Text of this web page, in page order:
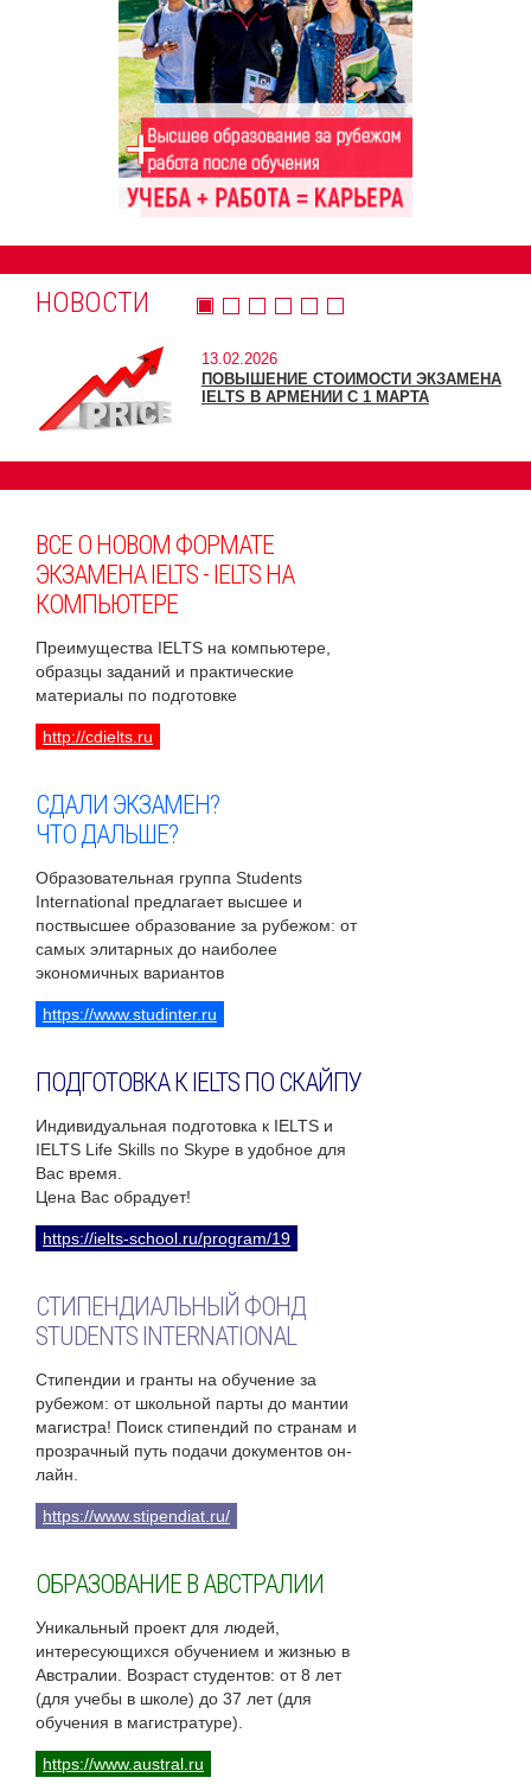
НОВОСТИ
13.02.2026
ПОВЫШЕНИЕ СТОИМОСТИ ЭКЗАМЕНА
IELTS В АРМЕНИИ С 1 МАРТА
ВСЕ О НОВОМ ФОРМАТЕ
ЭКЗАМЕНА IELTS - IELTS НА
КОМПЬЮТЕРЕ
Преимущества IELTS на компьютере,
образцы заданий и практические
материалы по подготовке
http://cdielts.ru
СДАЛИ ЭКЗАМЕН?
ЧТО ДАЛЬШЕ?
Образовательная группа Students
International предлагает высшее и
поствысшее образование за рубежом: от
самых элитарных до наиболее
экономичных вариантов
https://www.studinter.ru
ПОДГОТОВКА К IELTS ПО СКАЙПУ
Индивидуальная подготовка к IELTS и
IELTS Life Skills по Skype в удобное для
Вас время.
Цена Вас обрадует!
https://ielts-school.ru/program/19
СТИПЕНДИАЛЬНЫЙ ФОНД
STUDENTS INTERNATIONAL
Стипендии и гранты на обучение за
рубежом: от школьной парты до мантии
магистра! Поиск стипендий по странам и
прозрачный путь подачи документов он-
лайн.
https://www.stipendiat.ru/
ОБРАЗОВАНИЕ В АВСТРАЛИИ
Уникальный проект для людей,
интересующихся обучением и жизнью в
Австралии. Возраст студентов: от 8 лет
(для учебы в школе) до 37 лет (для
обучения в магистратуре).
https://www.austral.ru